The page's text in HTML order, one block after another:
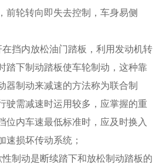
前轮转向即失去控制，车身易侧
挡内放松油门踏板，利用发动机转
踏下制动踏板使车轮制动，这种靠
器制动来减速的方法称为联合制
驶需减速时运用较多，应掌握的重
位内车速最低标准时，应及时换入
速损坏传动系统；
制动是断续踏下和放松制动踏板的